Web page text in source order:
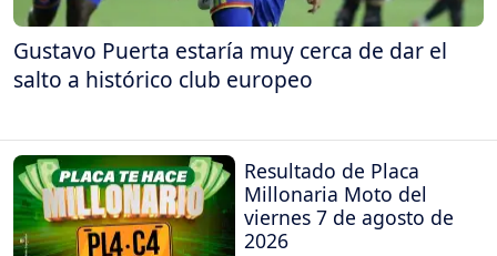
Gustavo Puerta estaría muy cerca de dar el
salto a histórico club europeo
Resultado de Placa
Millonaria Moto del
viernes 7 de agosto de
2026